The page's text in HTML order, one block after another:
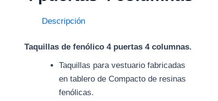
Descripción
Taquillas de fenólico 4 puertas 4 columnas.
Taquillas para vestuario fabricadas
en tablero de Compacto de resinas
fenólicas.